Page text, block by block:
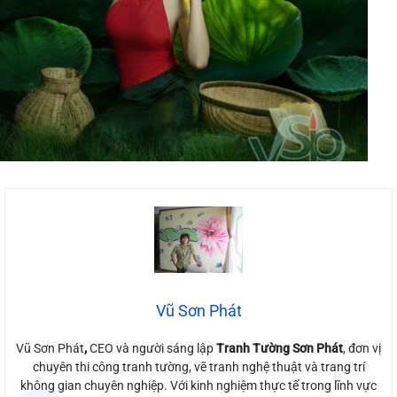
Vũ Sơn Phát
Vũ Sơn Phát,CEO và người sáng lậpTranh Tường Sơn Phát, đơn vị
chuyên thi công tranh tường, vẽ tranh nghệ thuật và trang trí
không gian chuyên nghiệp. Với kinh nghiệm thực tế trong lĩnh vực